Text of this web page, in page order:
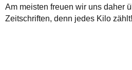
Am meisten freuen wir uns daher
Zeitschriften, denn jedes Kilo zählt!